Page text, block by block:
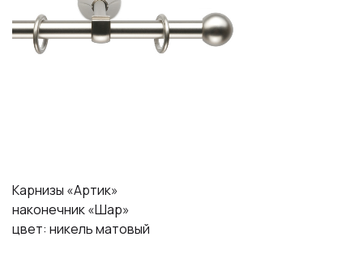
Карнизы «Артик»
наконечник «Шар»
цвет: никель матовый